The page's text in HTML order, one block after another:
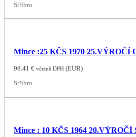
Stříbro
Mince :25 KČS 1970 25.VÝROČÍ
98.41€ včetně DPH (EUR)
Stříbro
Mince : 10 KČS 1964 20.VÝROČÍ